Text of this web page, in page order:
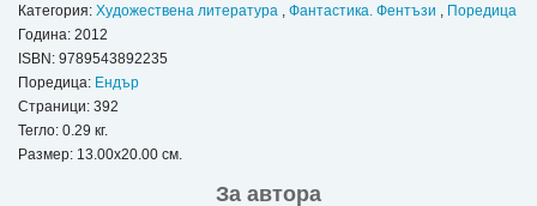
Категория: Художествена литература Фантастика. Фентъзи
Поредица
Година: 2012
ISBN: 9789543892235
Поредица: Ендър
Страници: 392
Тегло: 0.29 кг.
Размер: 13.00x20.00 см.
За автора